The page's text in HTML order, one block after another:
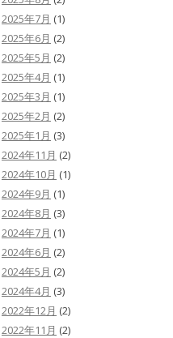
2025年7月 (1)
2025年6月 (2)
2025年5月 (2)
2025年4月 (1)
2025年3月 (1)
2025年2月 (2)
2025年1月 (3)
2024年11月 (2)
2024年10月 (1)
2024年9月 (1)
2024年8月 (3)
2024年7月 (1)
2024年6月 (2)
2024年5月 (2)
2024年4月 (3)
2022年12月 (2)
2022年11月 (2)